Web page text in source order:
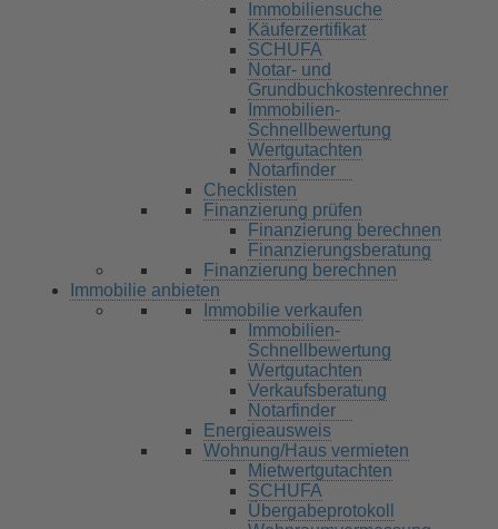
Immobiliensuche
Käuferzertifikat
SCHUFA
Notar- und
Grundbuchkostenrechner
Immobilien-
Schnellbewertung
Wertgutachten
Notarfinder
Checklisten
Finanzierung prüfen
Finanzierung berechnen
Finanzierungsberatung
Finanzierung berechnen
Immobilie anbieten
Immobilie verkaufen
Immobilien-
Schnellbewertung
Wertgutachten
Verkaufsberatung
Notarfinder
Energieausweis
Wohnung/Haus vermieten
Mietwertgutachten
SCHUFA
Übergabeprotokoll